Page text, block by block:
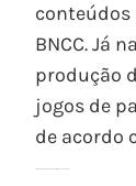
conteúdos
BNCC. Já
produção
jogos de
de acordo